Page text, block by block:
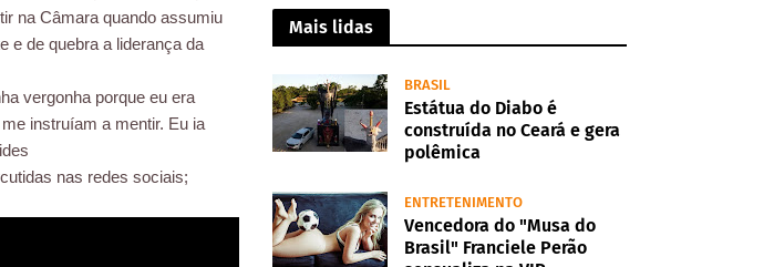
na Câmara quando assumiu
e de quebra a liderança da
vergonha porque eu era
instruíam a mentir. Eu ia
nas redes sociais;
Mais lidas
BRASIL
Estátua do Diabo é
construída no Ceará e gera
polêmica
ENTRETENIMENTO
Vencedora do "Musa do
Brasil" Franciele Perão